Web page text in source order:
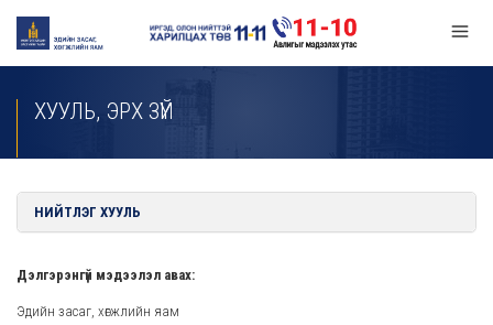
ХУУЛЬ, ЭРХ ЗҮЙ
НИЙТЛЭГ ХУУЛЬ
Дэлгэрэнгүй мэдээлэл авах:
Эдийн засаг, хөгжлийн яам